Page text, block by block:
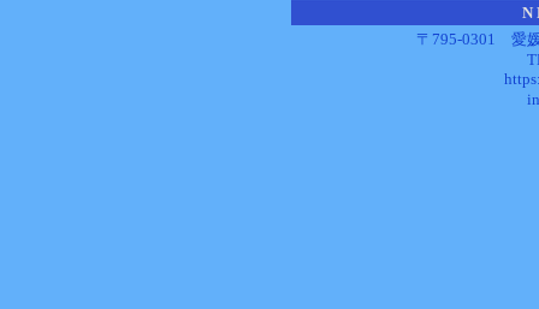
N
〒795-0301 愛